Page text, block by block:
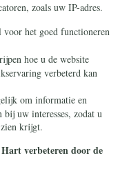
onze Telegram-